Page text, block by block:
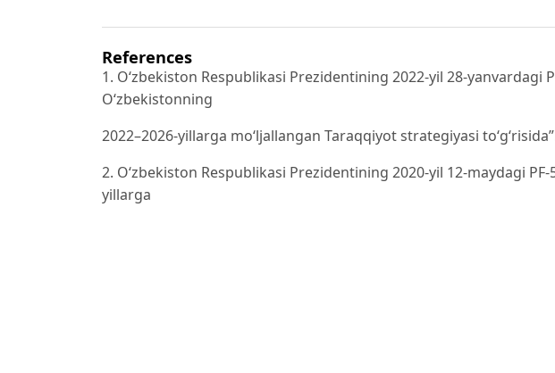
References
1. O‘zbekiston Respublikasi Prezidentining 2022-yil 28-yanvardagi
O‘zbekistonning
2022–2026-yillarga mo‘ljallangan Taraqqiyot strategiyasi
2. O‘zbekiston Respublikasi Prezidentining 2020-yil 12-maydagi
yillarga